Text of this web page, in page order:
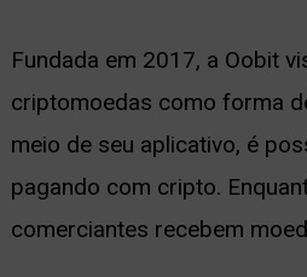
Fundada em 2017, a Oobit
criptomoedas como forma
meio de seu aplicativo, é
pagando com cripto.
comerciantes recebem